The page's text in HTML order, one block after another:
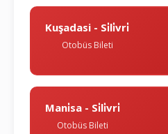
Kuşadasi - Si̇li̇vri̇
Otobüs Bileti
Mani̇sa - Si̇li̇vri̇
Otobüs Bileti